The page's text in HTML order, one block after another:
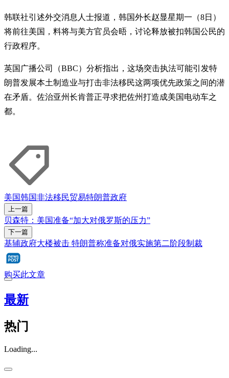
韩联社引述外交消息人士报道，韩国外长赵显星期一（8日）
将前往美国，料将与美方官员会晤，讨论释放被扣韩国公民的
行政程序。
英国广播公司（BBC）分析指出，这场突击执法可能引发特
朗普发展本土制造业与打击非法移民这两项优先政策之间的潜
在矛盾。佐治亚州长肯普正寻求把佐州打造成美国电动车之
都。
美国韩国非法移民贸易特朗普政府
上一篇
贝森特：美国准备“加大对俄罗斯的压力”
下一篇
基辅政府大楼被击 特朗普称准备对俄实施第二阶段制裁
购买此文章
最新
热门
Loading...